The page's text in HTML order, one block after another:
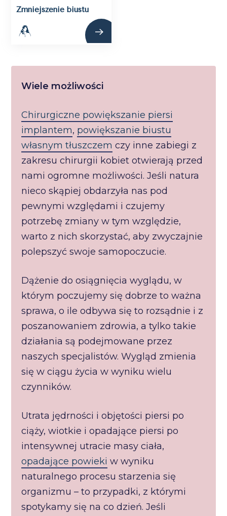
Zmniejszenie biustu
Wiele możliwości
Chirurgiczne powiększanie piersi
implantem, powiększanie biustu
własnym tłuszczem czy inne zabiegi z
zakresu chirurgii kobiet otwierają przed
nami ogromne możliwości. Jeśli natura
nieco skąpiej obdarzyła nas pod
pewnymi względami i czujemy
potrzebę zmiany w tym względzie,
warto z nich skorzystać, aby zwyczajnie
polepszyć swoje samopoczucie.
Dążenie do osiągnięcia wyglądu, w
którym poczujemy się dobrze to ważna
sprawa, o ile odbywa się to rozsądnie i z
poszanowaniem zdrowia, a tylko takie
działania są podejmowane przez
naszych specjalistów. Wygląd zmienia
się w ciągu życia w wyniku wielu
czynników.
Utrata jędrności i objętości piersi po
ciąży, wiotkie i opadające piersi po
intensywnej utracie masy ciała,
opadające powieki w wyniku
naturalnego procesu starzenia się
organizmu – to przypadki, z którymi
spotykamy się na co dzień. Jeśli